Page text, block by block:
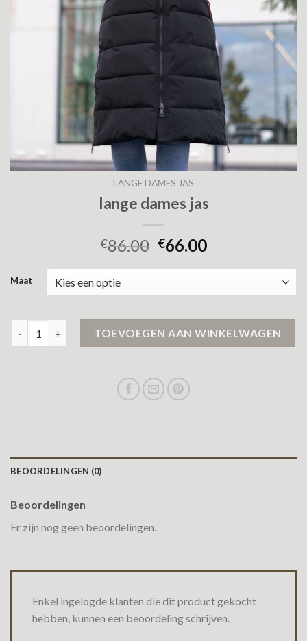
LANGE DAMES JAS
lange dames jas
€86.00 €66.00
Maat
TOEVOEGEN AAN WINKELWAGEN
BEOORDELINGEN (0)
Beoordelingen
Er zijn nog geen beoordelingen.
Enkel ingelogde klanten die dit product gekocht
hebben, kunnen een beoordeling schrijven.